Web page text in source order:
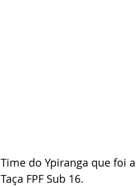
Time do Ypiranga que foi
Taça FPF Sub 16.